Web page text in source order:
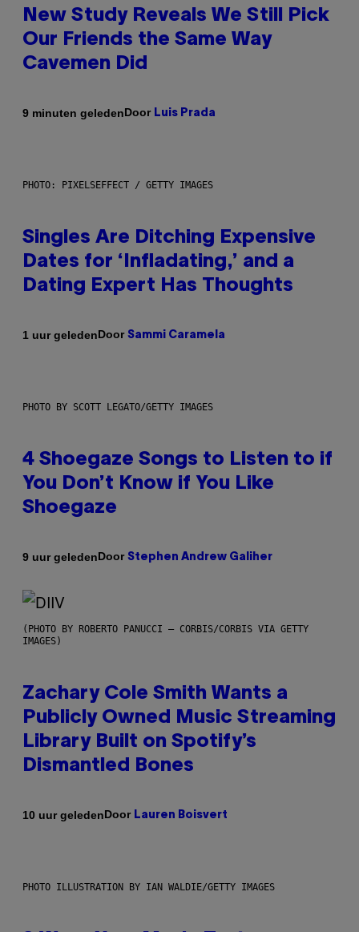
New Study Reveals We Still Pick
Our Friends the Same Way
Cavemen Did
9 minuten geledenDoor Luis Prada
PHOTO: PIXELSEFFECT / GETTY IMAGES
Singles Are Ditching Expensive
Dates for ‘Infladating,’ and a
Dating Expert Has Thoughts
1 uur geledenDoor Sammi Caramela
PHOTO BY SCOTT LEGATO/GETTY IMAGES
4 Shoegaze Songs to Listen to if
You Don’t Know if You Like
Shoegaze
9 uur geledenDoor Stephen Andrew Galiher
(PHOTO BY ROBERTO PANUCCI – CORBIS/CORBIS VIA GETTY
IMAGES)
Zachary Cole Smith Wants a
Publicly Owned Music Streaming
Library Built on Spotify’s
Dismantled Bones
10 uur geledenDoor Lauren Boisvert
PHOTO ILLUSTRATION BY IAN WALDIE/GETTY IMAGES